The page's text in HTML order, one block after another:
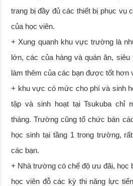
trang bị đầy đủ các thiết bị phục vụ
của học viên.
+ Xung quanh khu vực trường là
lớn, các của hàng và quán ăn,
làm thêm của các bạn được tốt hơn
+ khu vực có mức cho phí và sinh
tập và sinh hoạt tại Tsukuba chỉ
tháng. Trường cũng tổ chức bán
học sinh tại tầng 1 trong trường,
các bạn.
+ Nhà trường có chế độ ưu đãi, học
học viên đỗ các kỳ thi năng lực